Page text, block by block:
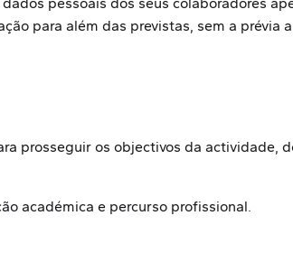
para além das previstas, sem a prévia
prosseguir os objectivos da actividade,
académica e percurso profissional.